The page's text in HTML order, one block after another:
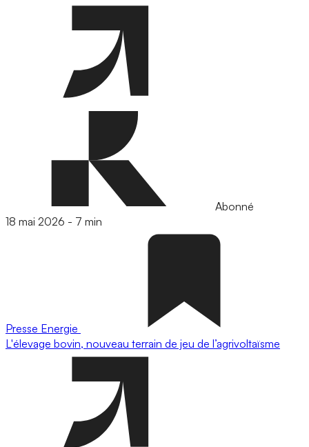
Abonné
18 mai 2026 - 7 min
Presse Energie
L'élevage bovin, nouveau terrain de jeu de l’agrivoltaïsme